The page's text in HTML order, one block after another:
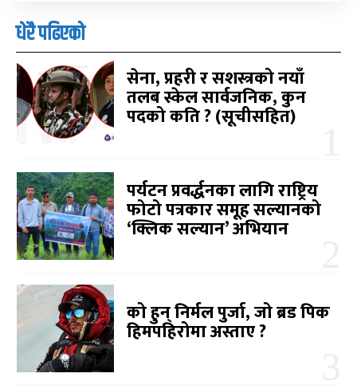
धेरै पढिएको
सेना, प्रहरी र सशस्त्रको नयाँ
तलब स्केल सार्वजनिक, कुन
पदको कति ? (सूचीसहित)
पर्यटन प्रवर्द्धनका लागि राष्ट्रिय
फोटो पत्रकार समूह सल्यानको
‘क्लिक सल्यान’ अभियान
को हुन् निर्मल पुर्जा, जो ब्रड पिक
हिमपहिरोमा अस्ताए ?